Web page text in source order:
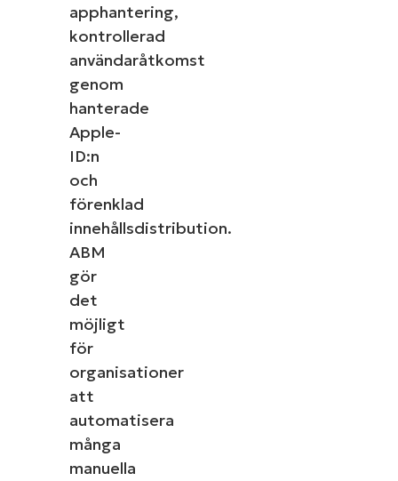
apphantering,
kontrollerad
användaråtkomst
genom
hanterade
Apple-
ID:n
och
förenklad
innehållsdistribution.
ABM
gör
det
möjligt
för
organisationer
att
automatisera
många
manuella